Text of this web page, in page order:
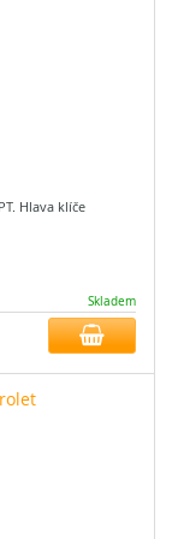
Hlava klíče
Skladem